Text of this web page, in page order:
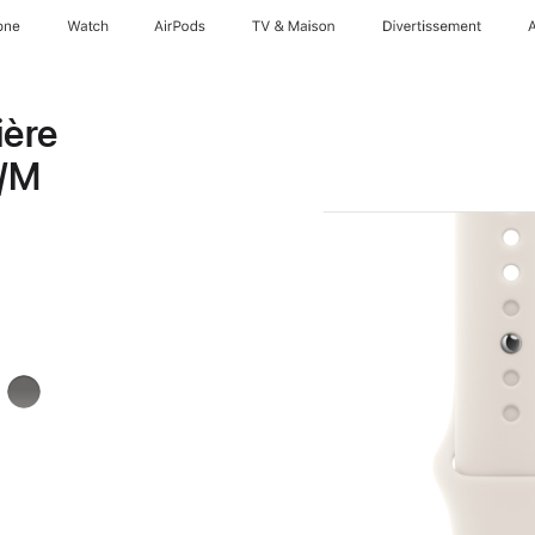
Watch AirPods TV & Maison Divertissements
Gris